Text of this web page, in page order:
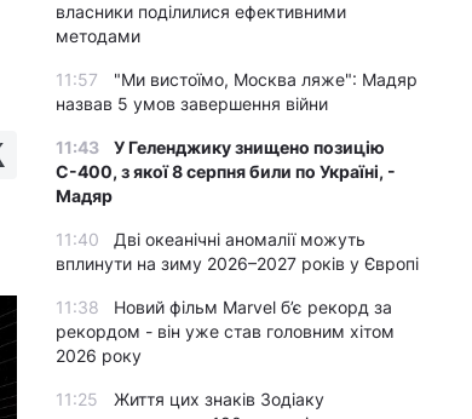
власники поділилися ефективними
методами
11:57
"Ми вистоїмо, Москва ляже": Мадяр
назвав 5 умов завершення війни
11:43
У Геленджику знищено позицію
С-400, з якої 8 серпня били по Україні, -
Мадяр
11:40
Дві океанічні аномалії можуть
вплинути на зиму 2026–2027 років у Європі
11:38
Новий фільм Marvel б’є рекорд за
рекордом - він уже став головним хітом
2026 року
11:25
Життя цих знаків Зодіаку